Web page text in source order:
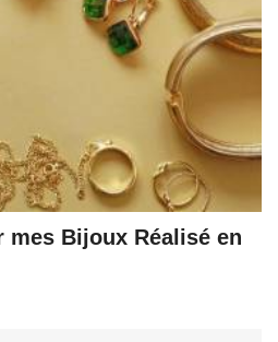
mes Bijoux Réalisé en